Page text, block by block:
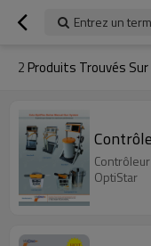
Entrez un
2 Produits Trouvés Sur
OptiStar